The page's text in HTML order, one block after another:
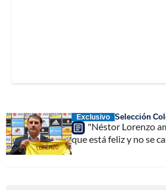
Exclusivo Selección
"Néstor Lorenzo
que está feliz y no se